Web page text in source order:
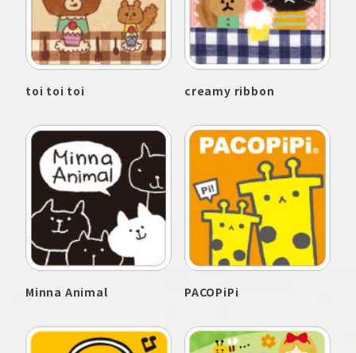
toi toi toi creamy ribbon
Minna Animal PACOPiPi